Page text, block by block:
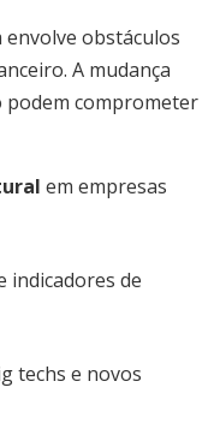
obstáculos
A mudança
podem comprometer
em empresas
indicadores de
techs e novos